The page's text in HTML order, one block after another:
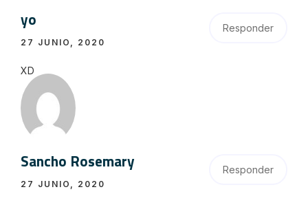
yo
27 JUNIO, 2020
Responder
XD
Sancho Rosemary
27 JUNIO, 2020
Responder